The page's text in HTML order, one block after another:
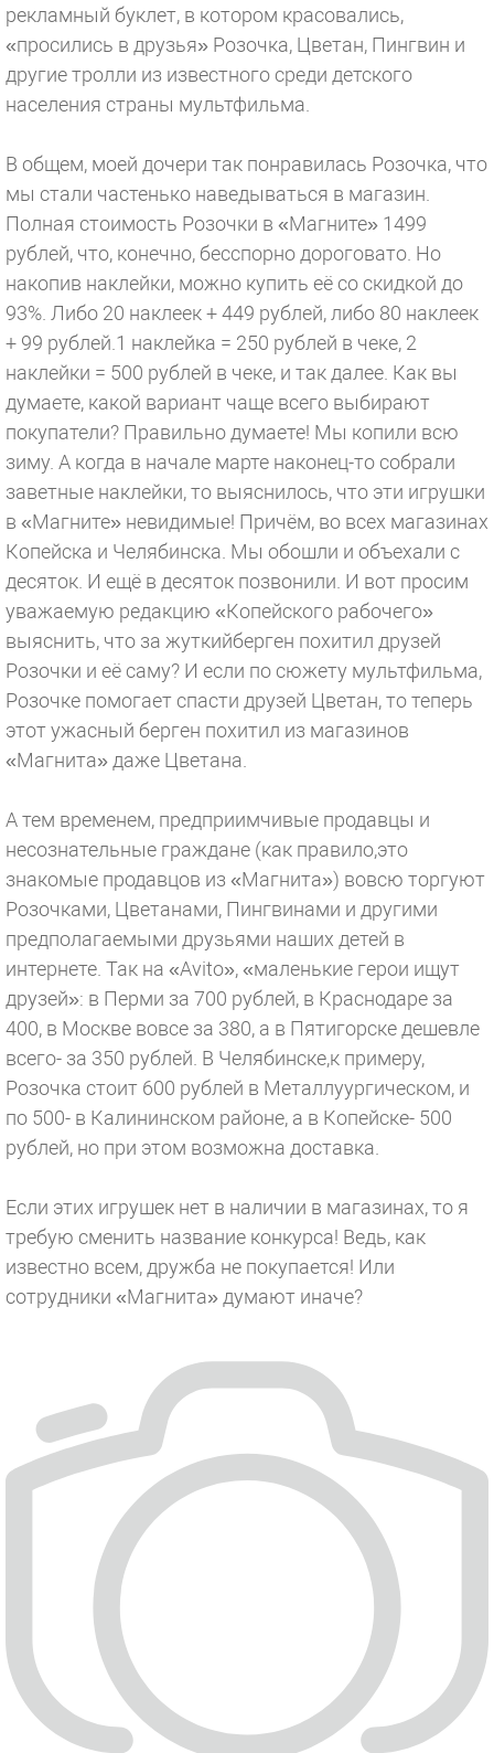
рекламный буклет, в котором красовались,
«просились в друзья» Розочка, Цветан, Пингвин и
другие тролли из известного среди детского
населения страны мультфильма.
В общем, моей дочери так понравилась Розочка, что
мы стали частенько наведываться в магазин.
Полная стоимость Розочки в «Магните» 1499
рублей, что, конечно, бесспорно дороговато. Но
накопив наклейки, можно купить её со скидкой до
93%. Либо 20 наклеек + 449 рублей, либо 80 наклеек
+ 99 рублей.1 наклейка = 250 рублей в чеке, 2
наклейки = 500 рублей в чеке, и так далее. Как вы
думаете, какой вариант чаще всего выбирают
покупатели? Правильно думаете! Мы копили всю
зиму. А когда в начале марте наконец-то собрали
заветные наклейки, то выяснилось, что эти игрушки
в «Магните» невидимые! Причём, во всех магазинах
Копейска и Челябинска. Мы обошли и объехали с
десяток. И ещё в десяток позвонили. И вот просим
уважаемую редакцию «Копейского рабочего»
выяснить, что за жуткийберген похитил друзей
Розочки и её саму? И если по сюжету мультфильма,
Розочке помогает спасти друзей Цветан, то теперь
этот ужасный берген похитил из магазинов
«Магнита» даже Цветана.
А тем временем, предприимчивые продавцы и
несознательные граждане (как правило,это
знакомые продавцов из «Магнита») вовсю торгуют
Розочками, Цветанами, Пингвинами и другими
предполагаемыми друзьями наших детей в
интернете. Так на «Avito», «маленькие герои ищут
друзей»: в Перми за 700 рублей, в Краснодаре за
400, в Москве вовсе за 380, а в Пятигорске дешевле
всего- за 350 рублей. В Челябинске,к примеру,
Розочка стоит 600 рублей в Металлуургическом, и
по 500- в Калининском районе, а в Копейске- 500
рублей, но при этом возможна доставка.
Если этих игрушек нет в наличии в магазинах, то я
требую сменить название конкурса! Ведь, как
известно всем, дружба не покупается! Или
сотрудники «Магнита» думают иначе?